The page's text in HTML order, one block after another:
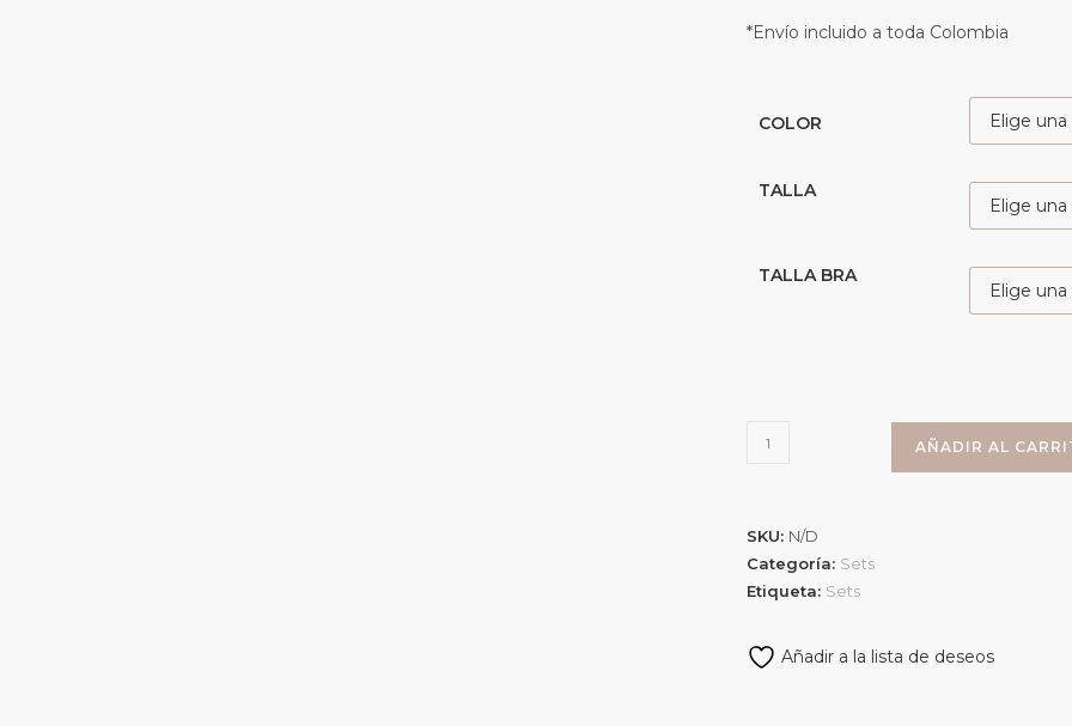
*Envío incluido a toda Colombia
COLOR
TALLA
TALLA BRA
AÑADIR AL
SKU: N/D
Categoría: Sets
Etiqueta: Sets
Añadir a la lista de deseos